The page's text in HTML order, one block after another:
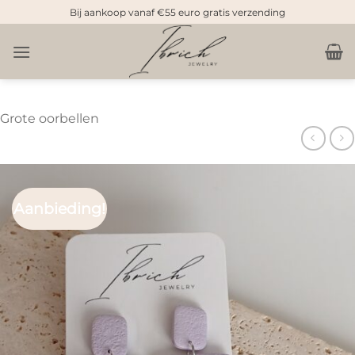
naar
inhoud
Bij aankoop vanaf €55 euro gratis verzending
Grote oorbellen
Aanbieding!